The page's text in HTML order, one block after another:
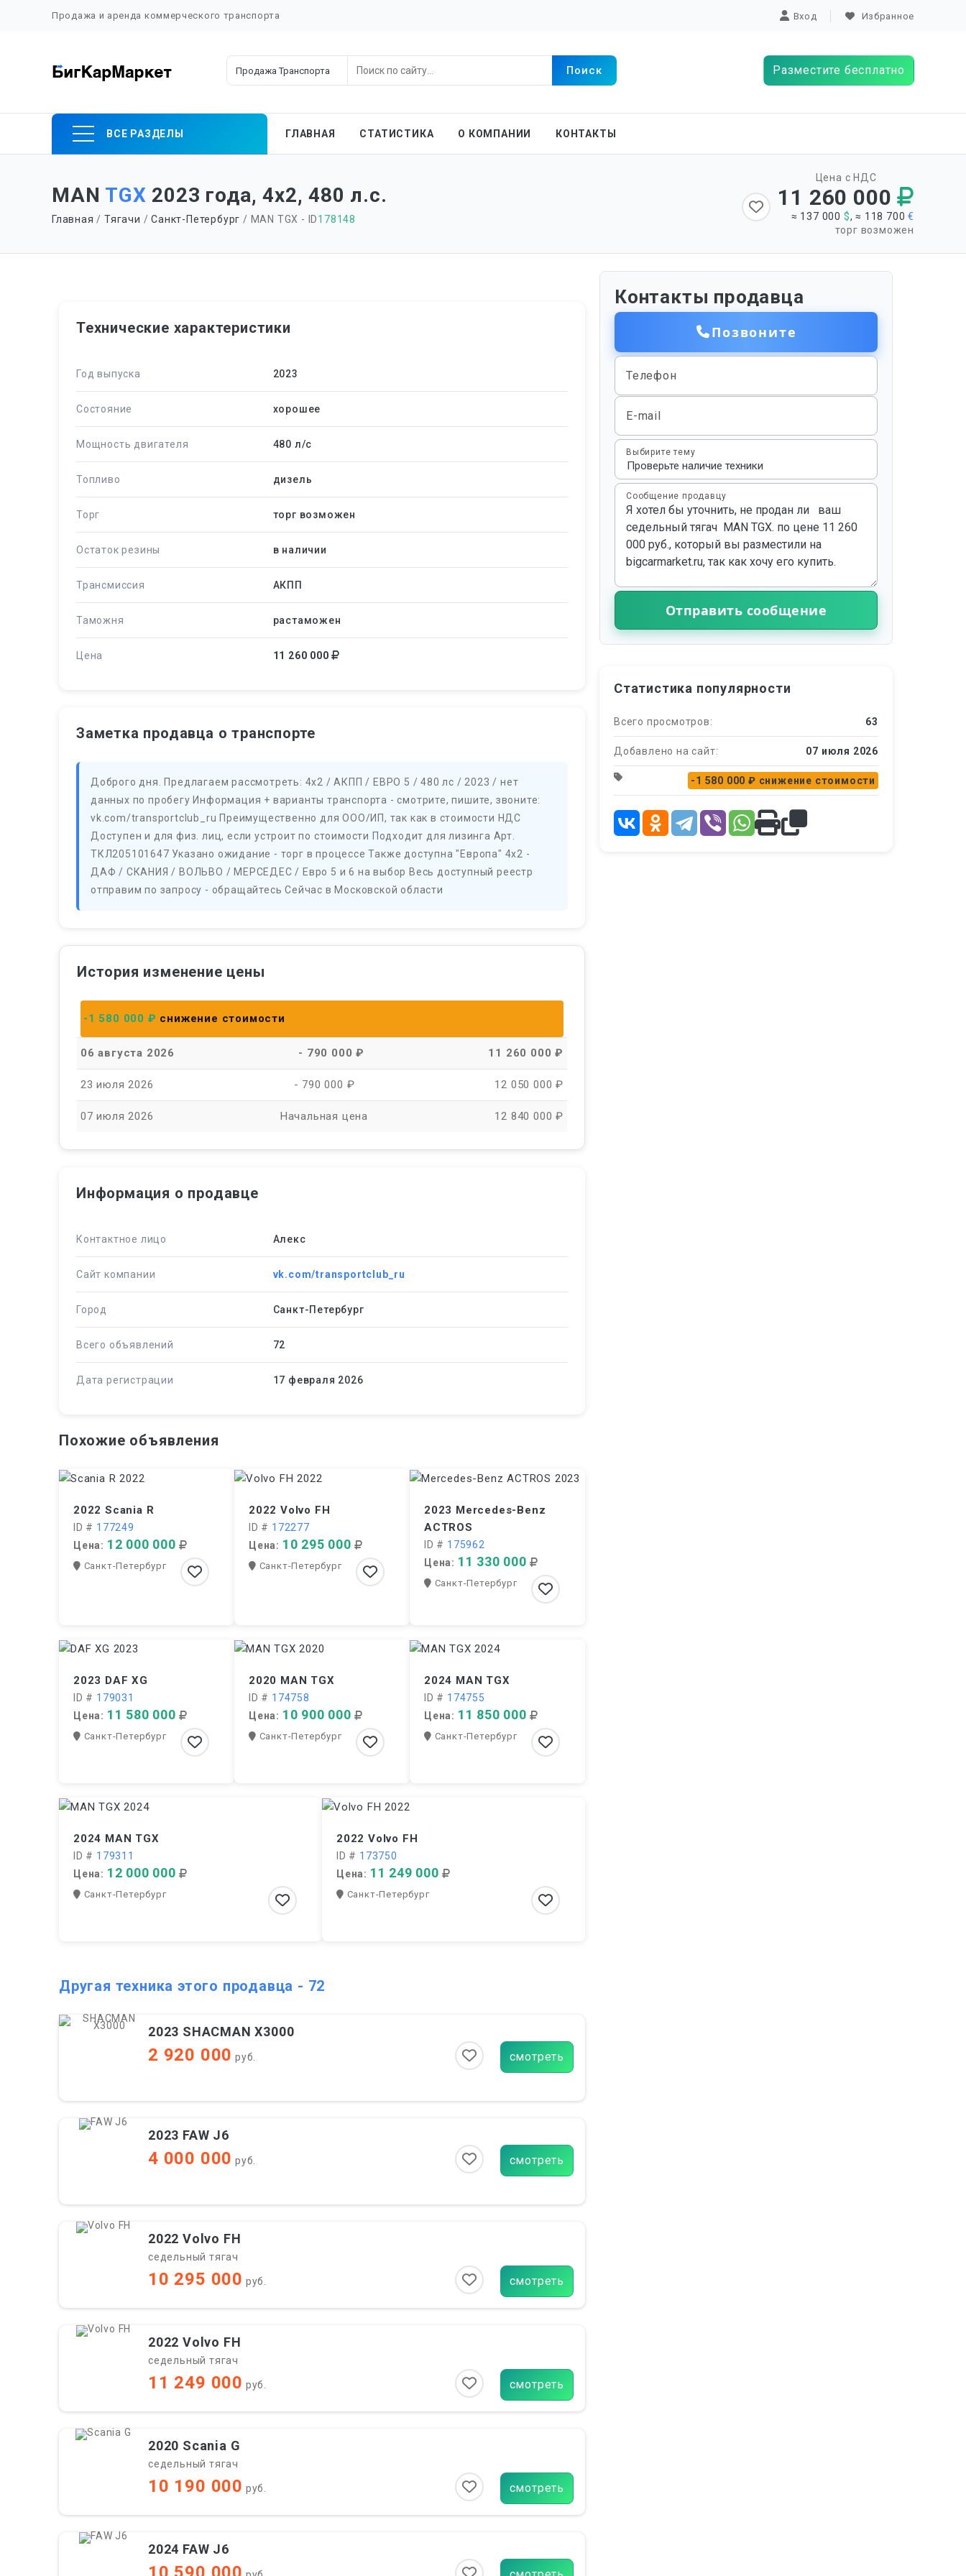
Продажа и аренда коммерческого транспорта Вход Избранное
Разместите бесплатно
ВСЕ РАЗДЕЛЫ
content
ГЛАВНАЯ СТАТИСТИКА О КОМПАНИИ КОНТАКТЫ
MAN TGX 2023 года, 4х2, 480 л.с.
Главная /Тягачи /Санкт-Петербург / MAN TGX - ID178148
Цена с НДС
11 260 000
≈ 137 000 $, ≈ 118 700€
торг возможен
Технические характеристики
Год выпуска 2023
Состояние хорошее
Мощность двигателя 480 л/c
Топливо дизель
Торг торг возможен
Остаток резины в наличии
Трансмиссия АКПП
Таможня растаможен
Цена 11 260 000
Заметка продавца о транспорте
Доброго дня. Предлагаем рассмотреть: 4х2 / АКПП / ЕВРО 5 / 480 лс / 2023 / нет
данных по пробегу Информация + варианты транспорта - смотрите, пишите, звоните:
vk.com/transportclub_ru Преимущественно для ООО/ИП, так как в стоимости НДС
Доступен и для физ. лиц, если устроит по стоимости Подходит для лизинга Арт.
ТКЛ205101647 Указано ожидание - торг в процессе Также доступна "Европа" 4х2 -
ДАФ / СКАНИЯ / ВОЛЬВО / МЕРСЕДЕС / Евро 5 и 6 на выбор Весь доступный реестр
отправим по запросу - обращайтесь Сейчас в Московской области
История изменение цены
-1 580 000 ₽ снижение стоимости
06 августа 2026 - 790 000 ₽ 11 260 000 ₽
23 июля 2026 - 790 000 ₽ 12 050 000 ₽
07 июля 2026 Начальная цена 12 840 000 ₽
Информация о продавце
Контактное лицо Алекс
Сайт компании vk.com/transportclub_ru
Город Санкт-Петербург
Всего объявлений 72
Дата регистрации 17 февраля 2026
Похожие объявления
2022 Scania R
ID # 177249
Цена: 12 000 000
Санкт-Петербург
2022 Volvo FH
ID # 172277
Цена: 10 295 000
Санкт-Петербург
2023 Mercedes-Benz
ACTROS
ID # 175962
Цена: 11 330 000
Санкт-Петербург
2023 DAF XG
ID # 179031
Цена: 11 580 000
Санкт-Петербург
2020 MAN TGX
ID # 174758
Цена: 10 900 000
Санкт-Петербург
2024 MAN TGX
ID # 174755
Цена: 11 850 000
Санкт-Петербург
2024 MAN TGX
ID # 179311
Цена: 12 000 000
Санкт-Петербург
2022 Volvo FH
ID # 173750
Цена: 11 249 000
Санкт-Петербург
Другая техника этого продавца - 72
2023 SHACMAN X3000
2 920 000 руб. смотреть
2023 FAW J6
4 000 000 руб. смотреть
2022 Volvo FH
седельный тягач
10 295 000 руб. смотреть
2022 Volvo FH
седельный тягач
11 249 000 руб. смотреть
2020 Scania G
седельный тягач
10 190 000 руб. смотреть
2024 FAW J6
Контакты продавца
Позвоните
Телефон
E-mail
Выбирите тему
Сообщение продавцу
Отправить сообщение
Статистика популярности
Всего просмотров: 63
Добавлено на сайт: 07 июля 2026
-1 580 000 ₽ снижение стоимости